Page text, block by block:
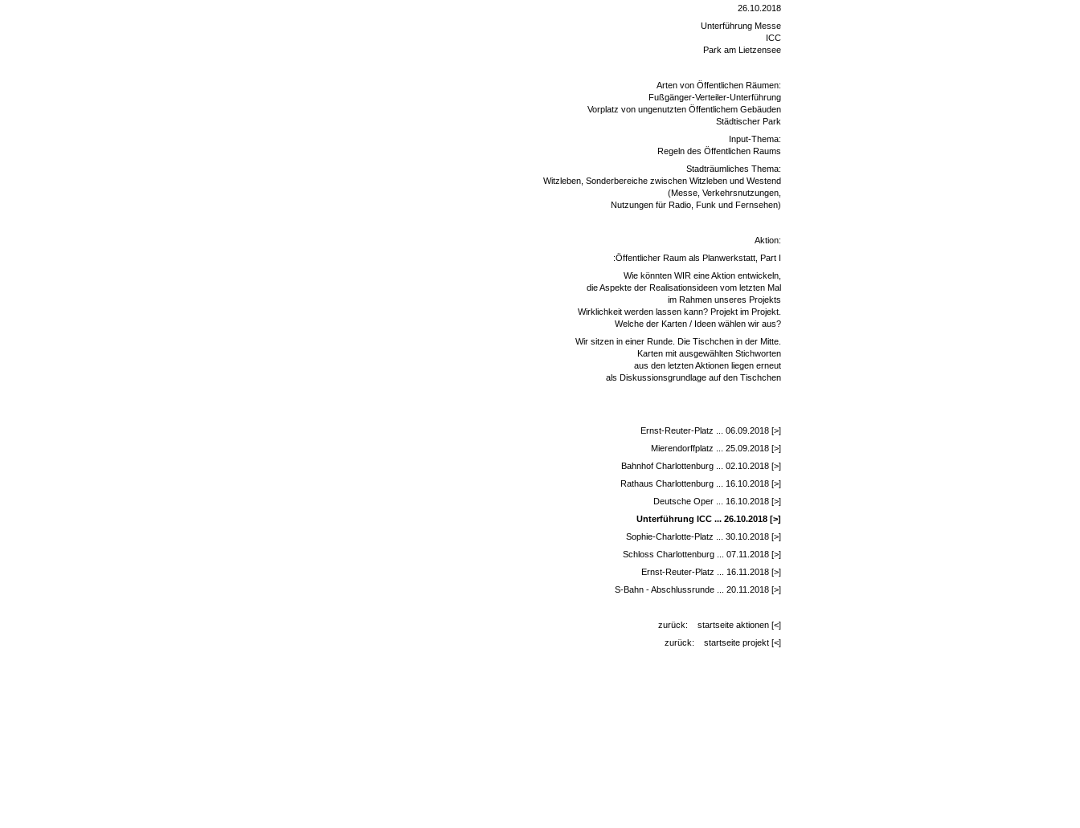
26.10.2018
Unterführung Messe
ICC
Park am Lietzensee
Arten von Öffentlichen Räumen:
Fußgänger-Verteiler-Unterführung
Vorplatz von ungenutzten Öffentlichem Gebäuden
Städtischer Park
Input-Thema:
Regeln des Öffentlichen Raums
Stadträumliches Thema:
Witzleben, Sonderbereiche zwischen Witzleben und Westend
(Messe, Verkehrsnutzungen,
Nutzungen für Radio, Funk und Fernsehen)
Aktion:
:Öffentlicher Raum als Planwerkstatt, Part I
Wie könnten WIR eine Aktion entwickeln,
die Aspekte der Realisationsideen vom letzten Mal
im Rahmen unseres Projekts
Wirklichkeit werden lassen kann? Projekt im Projekt.
Welche der Karten / Ideen wählen wir aus?
Wir sitzen in einer Runde. Die Tischchen in der Mitte.
Karten mit ausgewählten Stichworten
aus den letzten Aktionen liegen erneut
als Diskussionsgrundlage auf den Tischchen
Ernst-Reuter-Platz ... 06.09.2018 [>]
Mierendorffplatz ... 25.09.2018 [>]
Bahnhof Charlottenburg ... 02.10.2018 [>]
Rathaus Charlottenburg ... 16.10.2018 [>]
Deutsche Oper ... 16.10.2018 [>]
Unterführung ICC ... 26.10.2018 [>]
Sophie-Charlotte-Platz ... 30.10.2018 [>]
Schloss Charlottenburg ... 07.11.2018 [>]
Ernst-Reuter-Platz ... 16.11.2018 [>]
S-Bahn - Abschlussrunde ... 20.11.2018 [>]
zurück:
startseite aktionen [<]
zurück:
startseite projekt [<]